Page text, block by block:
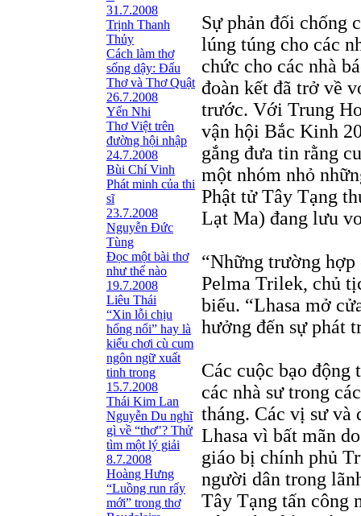
31.7.2008
Trịnh Thanh
Thủy
Cách làm thơ
sống dậy: Đấu
Thơ và Thơ Quật
26.7.2008
Yến Nhi
Thơ Việt trên
đường hội nhập
24.7.2008
Bùi Chí Vinh
Phát minh của thi
sĩ
23.7.2008
Nguyễn Đức
Tùng
Ðọc một bài thơ
như thế nào
19.7.2008
Liêu Thái
“Xin lỗi chịu
hổng nổi” hay là
kiểu chơi cù cum
ngôn ngữ xuất
tinh trong
15.7.2008
Thái Kim Lan
Nguyễn Du nghĩ
gì về “thơ"? Thử
tìm một lý giải
8.7.2008
Hoàng Hưng
“Luồng run rẩy
mới” trong thơ
Sự phản đối chống
lúng túng cho các
chức cho các nhà
đoàn kết đã trở về
trước. Với Trung
vận hội Bắc Kinh
gắng đưa tin rằng
một nhóm nhỏ
Phật tử Tây Tạng
Lạt Ma) đang lưu
“Những trường
Pelma Trilek, chủ
biểu. “Lhasa mở
hưởng đến sự phát
Các cuộc bạo động
các nhà sư trong
tháng. Các vị sư và
Lhasa vì bất mãn
giáo bị chính phủ
người dân trong
Tây Tạng tấn công